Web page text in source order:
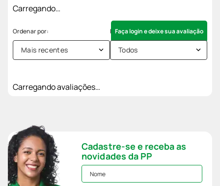
Carregando…
Faça login e deixe sua avaliação
Mais recentes Todos
Carregando avaliações…
Cadastre-se e receba as
novidades da PP